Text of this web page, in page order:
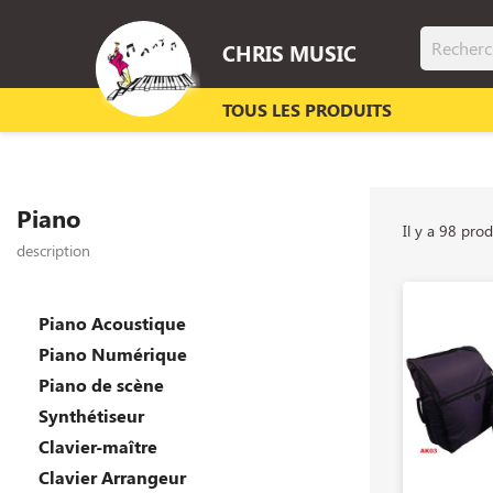
CHRIS MUSIC
TOUS LES PRODUITS
Piano
description
Piano Acoustique
Piano Numérique
Piano de scène
Synthétiseur
Clavier-maître
Clavier Arrangeur
Il y a 98